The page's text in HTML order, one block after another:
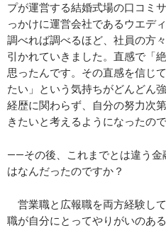
プが運営する結婚式場の口コミ
っかけに運営会社であるウエデ
調べれば調べるほど、社員の方
引かれていきました。直感で「
思ったんです。その直感を信じ
たい」という気持ちがどんどん
経歴に関わらず、自分の努力次
きたいと考えるようになったので
――その後、これまでとは違う金
はなんだったのですか？
営業職と広報職を両方経験し
職が自分にとってやりがいのあ